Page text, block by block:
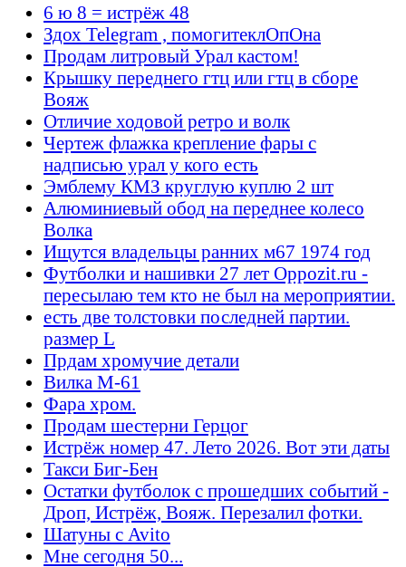
6 ю 8 = истрёж 48
Здох Telegram , помогитеклОпОна
Продам литровый Урал кастом!
Крышку переднего гтц или гтц в сборе
Вояж
Отличие ходовой ретро и волк
Чертеж флажка крепление фары с
надписью урал у кого есть
Эмблему КМЗ круглую куплю 2 шт
Алюминиевый обод на переднее колесо
Волка
Ищутся владельцы ранних м67 1974 год
Футболки и нашивки 27 лет Oppozit.ru -
пересылаю тем кто не был на мероприятии.
есть две толстовки последней партии.
размер L
Прдам хромучие детали
Вилка М-61
Фара хром.
Продам шестерни Герцог
Истрёж номер 47. Лето 2026. Вот эти даты
Такси Биг-Бен
Остатки футболок с прошедших событий -
Дроп, Истрёж, Вояж. Перезалил фотки.
Шатуны с Avito
Мне сегодня 50...